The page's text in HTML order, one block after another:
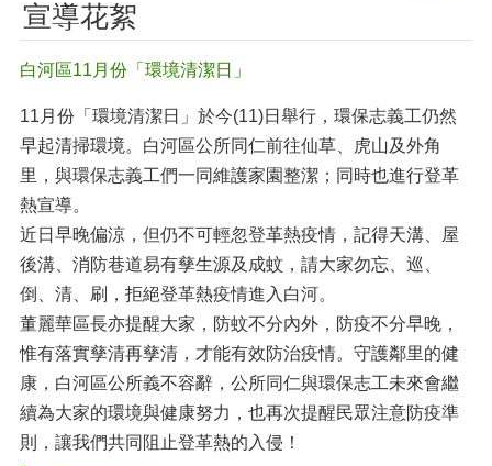
宣導花絮
白河區11月份「環境清潔日」
11月份「環境清潔日」於今(11)日舉行，環保志義工仍然
早起清掃環境。白河區公所同仁前往仙草、虎山及外角
里，與環保志義工們一同維護家園整潔；同時也進行登革
熱宣導。
近日早晚偏涼，但仍不可輕忽登革熱疫情，記得天溝、屋
後溝、消防巷道易有孳生源及成蚊，請大家勿忘、巡、
倒、清、刷，拒絕登革熱疫情進入白河。
董麗華區長亦提醒大家，防蚊不分內外，防疫不分早晚，
惟有落實孳清再孳清，才能有效防治疫情。守護鄰里的健
康，白河區公所義不容辭，公所同仁與環保志工未來會繼
續為大家的環境與健康努力，也再次提醒民眾注意防疫準
則，讓我們共同阻止登革熱的入侵！